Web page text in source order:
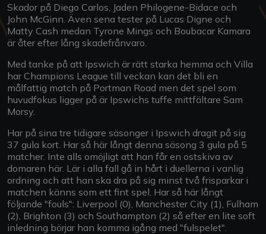
Skador på Diego Carlos, Jaden Philogene-Bidace och
John McGinn. Även sena tester på Lucas Digne och
Matty Cash medan Tyrone Mings och Boubacar Kamara
är åter efter lång skadefrånvaro.
Med tanke på att Ipswich är rätt starka hemma och Villa
har Champions League till veckan kan det bli en
målfattig match på Portman Road men det spel som
huvudfokus ligger på är Ipswichs tuffe mittfältare Sam
Morsy.
Har på sina tre tidigare säsonger i Ipswich dragit på sig
37 gula kort. Har så här långt denna säsong 3 gula på 5
matcher. Inte alls omöjligt att han får en ostskiva av
domaren här. Lär i alla fall gå in hårt i duellerna i vanlig
ordning och att han ska dra på sig minst två frisparkar i
matchen känns som ett fint spel. Har så här långt
följande "fouls": Liverpool (0), Manchester City (1), Fulham
(2), Brighton (3) och Southampton (2) så efter en lite soft
inledning börjar han komma igång med "fulspelet".